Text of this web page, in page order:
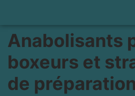
to
Anabolisants
boxeurs et
de préparation